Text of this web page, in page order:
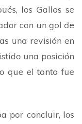
los Gallos se
con un gol de
una revisión en
una posición
que el tanto fue
por concluir, los